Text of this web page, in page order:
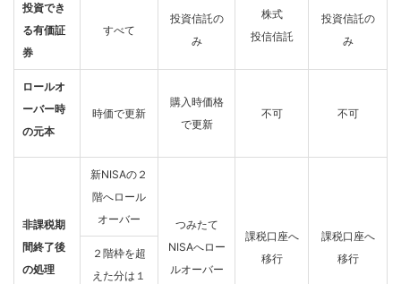
投資でき
る有価証
券
すべて
投資信託の
み
株式
投信信託
投資信託の
み
ロールオ
ーバー時
の元本
時価で更新
購入時価格
で更新
不可 不可
非課税期
間終了後
の処理
新NISAの２
階へロール
オーバー
つみたて
NISAへロー
ルオーバー
課税口座へ
移行
課税口座へ
移行
２階枠を超
えた分は１